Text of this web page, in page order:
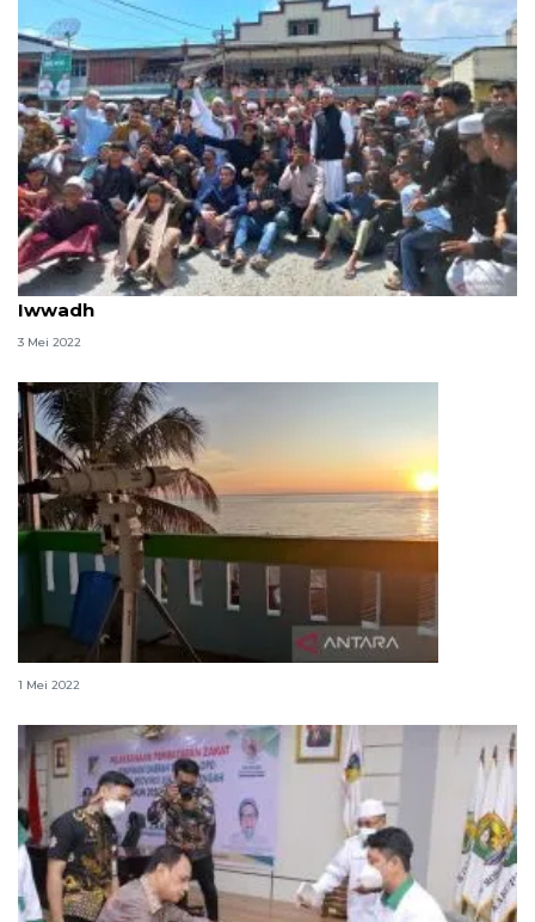
Warga keturunan Arab di Palu rayakan tradisi
Iwwadh
3 Mei 2022
Hilal 1 Syawal 1443 Hijriah terlihat di Sulteng
1 Mei 2022